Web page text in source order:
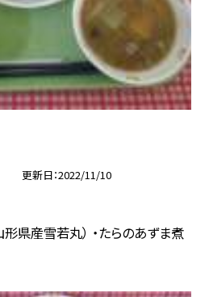
更新日 2022/11/10
形県産雪若丸） ・たらのあずま煮